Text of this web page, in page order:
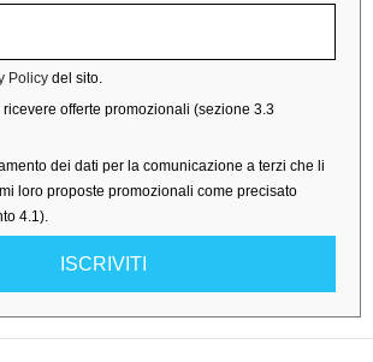
Policy del sito.
ricevere offerte promozionali (sezione 3.3
dei dati per la comunicazione a terzi che li
loro proposte promozionali come precisato
4.1).
ISCRIVITI